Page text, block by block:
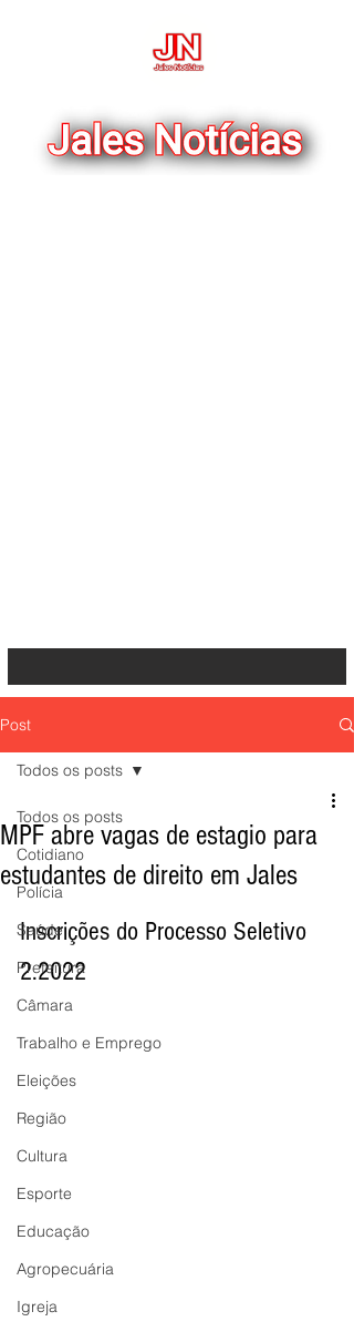
Post
Todos os posts
Cotidiano
Polícia
Saúde
Prefeitura
Câmara
Trabalho e Emprego
Eleições
Região
Cultura
Esporte
Educação
Agropecuária
Igreja
Todos os posts
MPF abre vagas de estagio para
estudantes de direito em Jales
Inscrições do Processo Seletivo
2.2022